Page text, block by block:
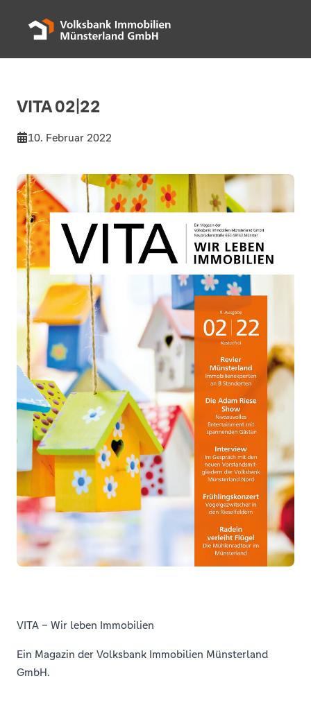
VITA 02|22
10. Februar 2022
VITA – Wir leben Immobilien
Ein Magazin der Volksbank Immobilien Münsterland
GmbH.